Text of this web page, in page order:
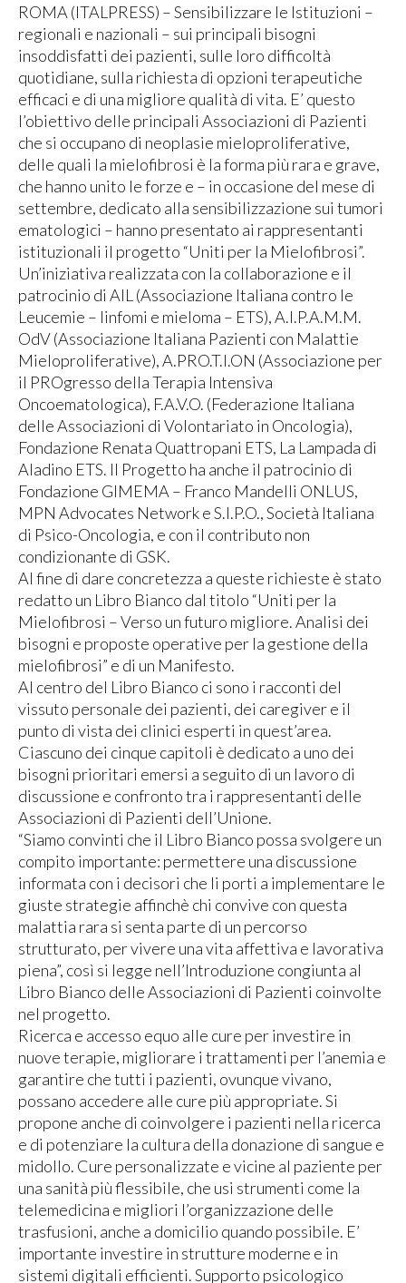
ROMA (ITALPRESS) – Sensibilizzare le Istituzioni –
regionali e nazionali – sui principali bisogni
insoddisfatti dei pazienti, sulle loro difficoltà
quotidiane, sulla richiesta di opzioni terapeutiche
efficaci e di una migliore qualità di vita. E’ questo
l’obiettivo delle principali Associazioni di Pazienti
che si occupano di neoplasie mieloproliferative,
delle quali la mielofibrosi è la forma più rara e grave,
che hanno unito le forze e – in occasione del mese di
settembre, dedicato alla sensibilizzazione sui tumori
ematologici – hanno presentato ai rappresentanti
istituzionali il progetto “Uniti per la Mielofibrosi”.
Un’iniziativa realizzata con la collaborazione e il
patrocinio di AIL (Associazione Italiana contro le
Leucemie – linfomi e mieloma – ETS), A.I.P.A.M.M.
OdV (Associazione Italiana Pazienti con Malattie
Mieloproliferative), A.PRO.T.I.ON (Associazione per
il PROgresso della Terapia Intensiva
Oncoematologica), F.A.V.O. (Federazione Italiana
delle Associazioni di Volontariato in Oncologia),
Fondazione Renata Quattropani ETS, La Lampada di
Aladino ETS. Il Progetto ha anche il patrocinio di
Fondazione GIMEMA – Franco Mandelli ONLUS,
MPN Advocates Network e S.I.P.O., Società Italiana
di Psico-Oncologia, e con il contributo non
condizionante di GSK.
Al fine di dare concretezza a queste richieste è stato
redatto un Libro Bianco dal titolo “Uniti per la
Mielofibrosi – Verso un futuro migliore. Analisi dei
bisogni e proposte operative per la gestione della
mielofibrosi” e di un Manifesto.
Al centro del Libro Bianco ci sono i racconti del
vissuto personale dei pazienti, dei caregiver e il
punto di vista dei clinici esperti in quest’area.
Ciascuno dei cinque capitoli è dedicato a uno dei
bisogni prioritari emersi a seguito di un lavoro di
discussione e confronto tra i rappresentanti delle
Associazioni di Pazienti dell’Unione.
“Siamo convinti che il Libro Bianco possa svolgere un
compito importante: permettere una discussione
informata con i decisori che li porti a implementare le
giuste strategie affinchè chi convive con questa
malattia rara si senta parte di un percorso
strutturato, per vivere una vita affettiva e lavorativa
piena”, così si legge nell’Introduzione congiunta al
Libro Bianco delle Associazioni di Pazienti coinvolte
nel progetto.
Ricerca e accesso equo alle cure per investire in
nuove terapie, migliorare i trattamenti per l’anemia e
garantire che tutti i pazienti, ovunque vivano,
possano accedere alle cure più appropriate. Si
propone anche di coinvolgere i pazienti nella ricerca
e di potenziare la cultura della donazione di sangue e
midollo. Cure personalizzate e vicine al paziente per
una sanità più flessibile, che usi strumenti come la
telemedicina e migliori l’organizzazione delle
trasfusioni, anche a domicilio quando possibile. E’
importante investire in strutture moderne e in
sistemi digitali efficienti. Supporto psicologico